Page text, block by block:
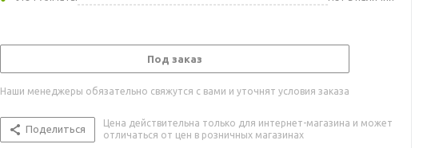
Под заказ
Наши менеджеры обязательно свяжутся с вами и уточнят условия заказа
Поделиться
Цена действительна только для интернет-магазина и может
отличаться от цен в розничных магазинах